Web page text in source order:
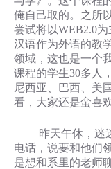
俺自己取的。之所
尝试将以WEB2.0
汉语作为外语的教
领域，这也是一个
课程的学生30多人
尼西亚、巴西、美
看，大家还是蛮喜欢
昨天午休，迷迷
电话，说要和他们
是想和系里的老师